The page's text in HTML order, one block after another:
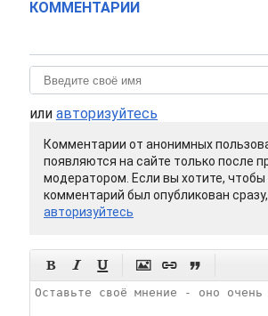
КОММЕНТАРИИ
или авторизуйтесь
Комментарии от анонимных
появляются на сайте только после
модератором. Если вы хотите,
комментарий был опубликован
авторизуйтесь
     